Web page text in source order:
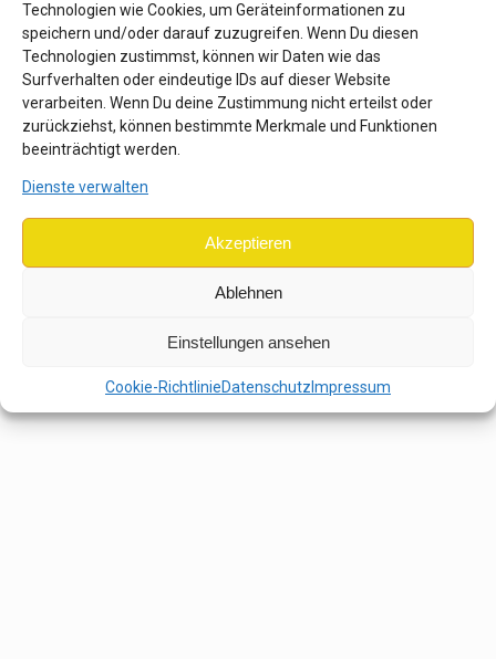
Technologien wie Cookies, um Geräteinformationen zu
speichern und/oder darauf zuzugreifen. Wenn Du diesen
Technologien zustimmst, können wir Daten wie das
Surfverhalten oder eindeutige IDs auf dieser Website
verarbeiten. Wenn Du deine Zustimmung nicht erteilst oder
zurückziehst, können bestimmte Merkmale und Funktionen
beeinträchtigt werden.
Dienste verwalten
Akzeptieren
Ablehnen
Einstellungen ansehen
Cookie-RichtlinieDatenschutz Impressum
Zum Seitenanfang
Mobil Desktop